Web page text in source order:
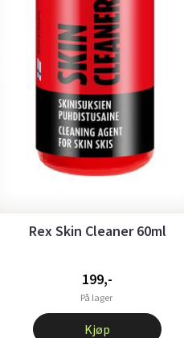
Rex Skin Cleaner 60ml
199,-
På lager
Kjøp